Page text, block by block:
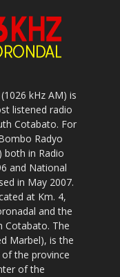
kHz AM) is
listened radio
Cotabato. For
Radyo
both in Radio
and National
in May 2007.
at Km. 4,
and the
Cotabato. The
Marbel), is the
of the province
of the